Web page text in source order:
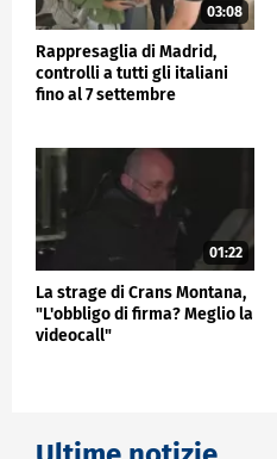
03:08
Rappresaglia di Madrid,
controlli a tutti gli italiani
fino al 7 settembre
01:22
La strage di Crans Montana,
"L'obbligo di firma? Meglio la
videocall"